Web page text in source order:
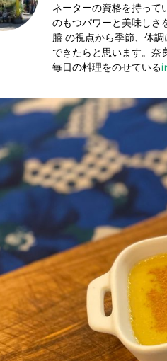
ネーターの資格を持って
のもつパワーと美味しさ
膳 の視点から季節、体
できたらと思います。奈
毎日の料理をのせている